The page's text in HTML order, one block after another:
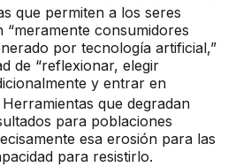
que permiten a los seres
consumidores
por tecnología artificial,”
de “reflexionar, elegir
y entrar en
Herramientas que degradan
para poblaciones
esa erosión para las
para resistirlo.